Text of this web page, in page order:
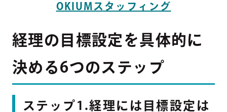
OKIUMスタッフィング
経理の目標設定を具体的に
決める6つのステップ
ステップ1.経理には目標設定は